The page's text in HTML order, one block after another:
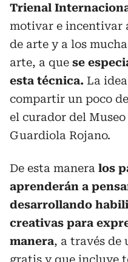
Trienal
motivar e incentivar
de arte y a los
arte, a que se
esta técnica. La
compartir un poco
el curador del
Guardiola Rojano.
De esta manera los
aprenderán a
desarrollando
creativas para
manera, a través de
gratis y que incluye